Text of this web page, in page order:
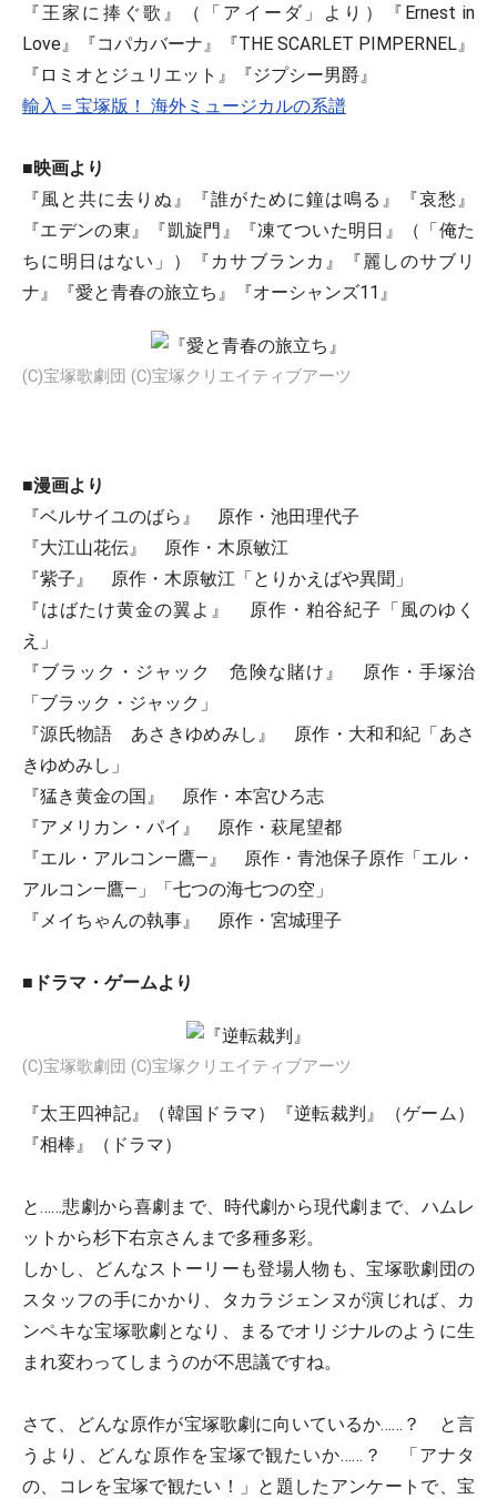
『王家に捧ぐ歌』（「アイーダ」より）『Ernest in
Love』『コパカバーナ』『THE SCARLET PIMPERNEL』
『ロミオとジュリエット』『ジプシー男爵』
輸入＝宝塚版！ 海外ミュージカルの系譜
■映画より
『風と共に去りぬ』『誰がために鐘は鳴る』『哀愁』
『エデンの東』『凱旋門』『凍てついた明日』（「俺た
ちに明日はない」）『カサブランカ』『麗しのサブリ
ナ』『愛と青春の旅立ち』『オーシャンズ11』
(C)宝塚歌劇団 (C)宝塚クリエイティブアーツ
■漫画より
『ベルサイユのばら』 原作・池田理代子
『大江山花伝』 原作・木原敏江
『紫子』 原作・木原敏江「とりかえばや異聞」
『はばたけ黄金の翼よ』 原作・粕谷紀子「風のゆく
え」
『ブラック・ジャック 危険な賭け』 原作・手塚治
「ブラック・ジャック」
『源氏物語 あさきゆめみし』 原作・大和和紀「あさ
きゆめみし」
『猛き黄金の国』 原作・本宮ひろ志
『アメリカン・パイ』 原作・萩尾望都
『エル・アルコン―鷹―』 原作・青池保子原作「エル・
アルコン―鷹―」「七つの海七つの空」
『メイちゃんの執事』 原作・宮城理子
■ドラマ・ゲームより
(C)宝塚歌劇団 (C)宝塚クリエイティブアーツ
『太王四神記』（韓国ドラマ）『逆転裁判』（ゲーム）
『相棒』（ドラマ）
と……悲劇から喜劇まで、時代劇から現代劇まで、ハムレ
ットから杉下右京さんまで多種多彩。
しかし、どんなストーリーも登場人物も、宝塚歌劇団の
スタッフの手にかかり、タカラジェンヌが演じれば、カ
ンペキな宝塚歌劇となり、まるでオリジナルのように生
まれ変わってしまうのが不思議ですね。
さて、どんな原作が宝塚歌劇に向いているか……？ と言
うより、どんな原作を宝塚で観たいか……？ 「アナタ
の、コレを宝塚で観たい！」と題したアンケートで、宝